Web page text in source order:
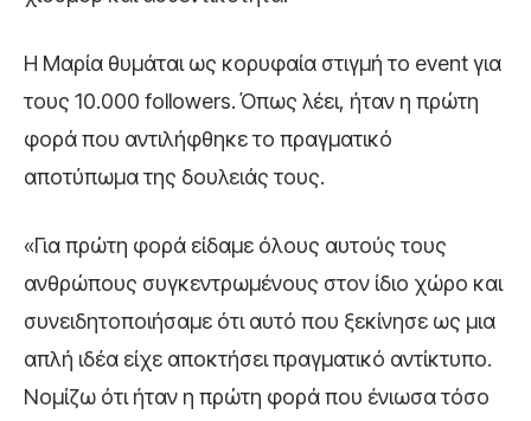
Η Μαρία θυμάται ως κορυφαία στιγμή το event για
τους 10.000 followers. Όπως λέει, ήταν η πρώτη
φορά που αντιλήφθηκε το πραγματικό
αποτύπωμα της δουλειάς τους.
«Για πρώτη φορά είδαμε όλους αυτούς τους
ανθρώπους συγκεντρωμένους στον ίδιο χώρο και
συνειδητοποιήσαμε ότι αυτό που ξεκίνησε ως μια
απλή ιδέα είχε αποκτήσει πραγματικό αντίκτυπο.
Νομίζω ότι ήταν η πρώτη φορά που ένιωσα τόσο